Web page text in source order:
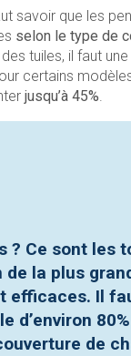
savoir que les
selon le type de
tuiles, il faut une
certains
jusqu’à 45%.
? Ce sont les
de la plus
efficaces. Il
d’environ 80%
de